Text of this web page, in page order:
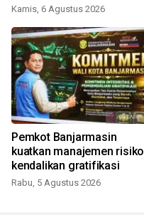
Kamis, 6 Agustus 2026
Pemkot Banjarmasin
kuatkan manajemen risiko
kendalikan gratifikasi
Rabu, 5 Agustus 2026